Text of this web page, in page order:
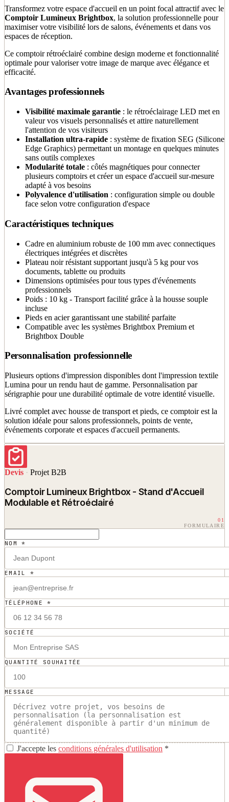
Transformez votre espace d'accueil en un point focal attractif avec le
Comptoir Lumineux Brightbox, la solution professionnelle pour
maximiser votre visibilité lors de salons, événements et dans vos
espaces de réception.
Ce comptoir rétroéclairé combine design moderne et fonctionnalité
optimale pour valoriser votre image de marque avec élégance et
efficacité.
Avantages professionnels
Visibilité maximale garantie : le rétroéclairage LED met en
valeur vos visuels personnalisés et attire naturellement
l'attention de vos visiteurs
Installation ultra-rapide : système de fixation SEG (Silicone
Edge Graphics) permettant un montage en quelques minutes
sans outils complexes
Modularité totale : côtés magnétiques pour connecter
plusieurs comptoirs et créer un espace d'accueil sur-mesure
adapté à vos besoins
Polyvalence d'utilisation : configuration simple ou double
face selon votre configuration d'espace
Caractéristiques techniques
Cadre en aluminium robuste de 100 mm avec connectiques
électriques intégrées et discrètes
Plateau noir résistant supportant jusqu'à 5 kg pour vos
documents, tablette ou produits
Dimensions optimisées pour tous types d'événements
professionnels
Poids : 10 kg - Transport facilité grâce à la housse souple
incluse
Pieds en acier garantissant une stabilité parfaite
Compatible avec les systèmes Brightbox Premium et
Brightbox Double
Personnalisation professionnelle
Plusieurs options d'impression disponibles dont l'impression textile
Lumina pour un rendu haut de gamme. Personnalisation par
sérigraphie pour une durabilité optimale de votre identité visuelle.
Livré complet avec housse de transport et pieds, ce comptoir est la
solution idéale pour salons professionnels, points de vente,
événements corporate et espaces d'accueil permanents.
Devis · Projet B2B
Comptoir Lumineux Brightbox - Stand d'Accueil
Modulable et Rétroéclairé
01
FORMULAIRE
NOM *
EMAIL *
TÉLÉPHONE *
SOCIÉTÉ
QUANTITÉ SOUHAITÉE
MESSAGE
J'accepte les conditions générales d'utilisation *